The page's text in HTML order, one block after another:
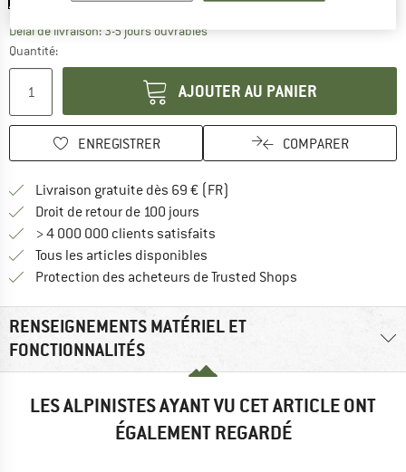
Délai de livraison: 3-5 jours ouvrablesLe lien s'ouvre dans une boîte
Quantité:
AJOUTER AU PANIER
ENREGISTRER COMPARER
Livraison gratuite dès 69 € (FR)
Droit de retour de 100 jours
> 4 000 000 clients satisfaits
Tous les articles disponibles
Protection des acheteurs de Trusted Shops
RENSEIGNEMENTS MATÉRIEL ET
FONCTIONNALITÉS
LES ALPINISTES AYANT VU CET ARTICLE ONT
ÉGALEMENT REGARDÉ